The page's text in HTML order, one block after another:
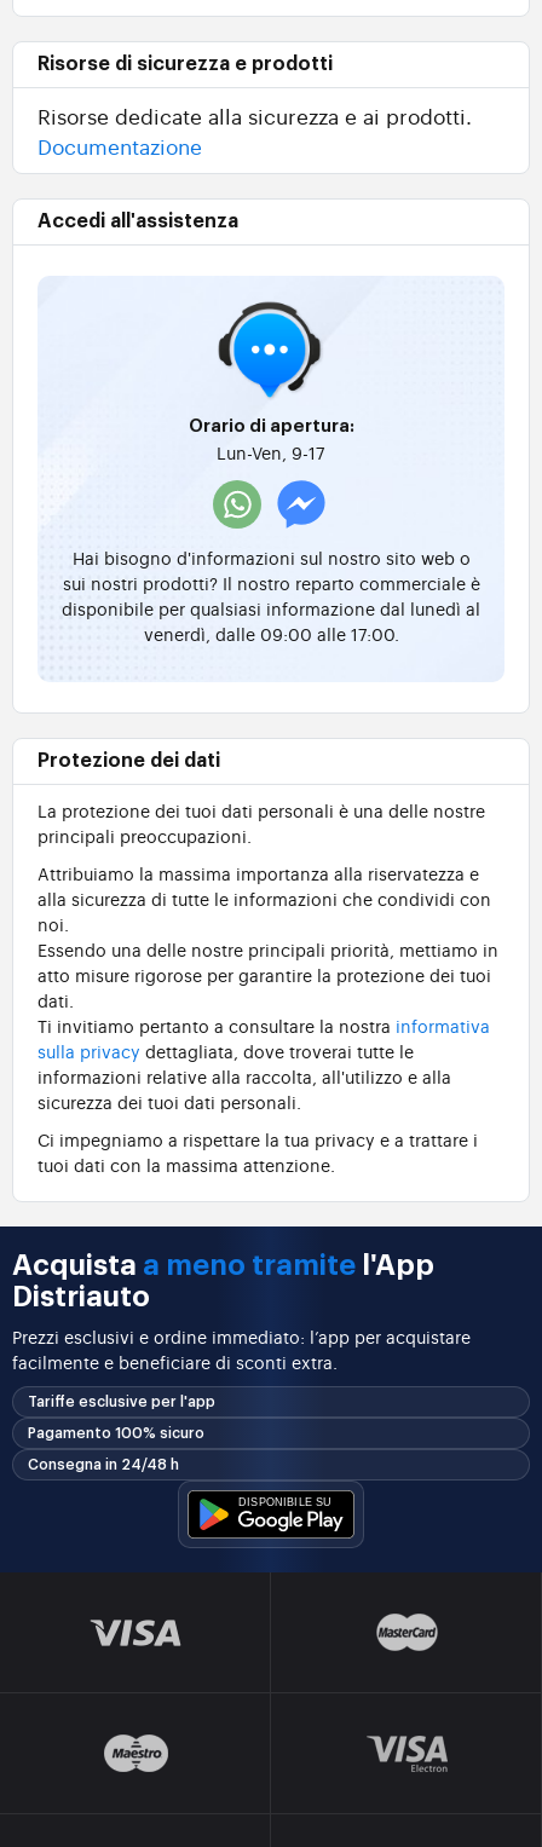
Risorse di sicurezza e prodotti
Risorse dedicate alla sicurezza e ai prodotti.
Documentazione
Accedi all'assistenza
Orario di apertura:
Lun-Ven, 9-17
Hai bisogno d'informazioni sul nostro sito web o
sui nostri prodotti? Il nostro reparto commerciale è
disponibile per qualsiasi informazione dal lunedì al
venerdì, dalle 09:00 alle 17:00.
Protezione dei dati
La protezione dei tuoi dati personali è una delle nostre
principali preoccupazioni.
Attribuiamo la massima importanza alla riservatezza e
alla sicurezza di tutte le informazioni che condividi con
noi.
Essendo una delle nostre principali priorità, mettiamo in
atto misure rigorose per garantire la protezione dei tuoi
dati.
Ti invitiamo pertanto a consultare la nostra informativa
sulla privacy dettagliata, dove troverai tutte le
informazioni relative alla raccolta, all'utilizzo e alla
sicurezza dei tuoi dati personali.
Ci impegniamo a rispettare la tua privacy e a trattare i
tuoi dati con la massima attenzione.
Acquista a meno tramite l'App
Distriauto
Prezzi esclusivi e ordine immediato: l’app per acquistare
facilmente e beneficiare di sconti extra.
Tariffe esclusive per l'app
Pagamento 100% sicuro
Consegna in 24/48 h